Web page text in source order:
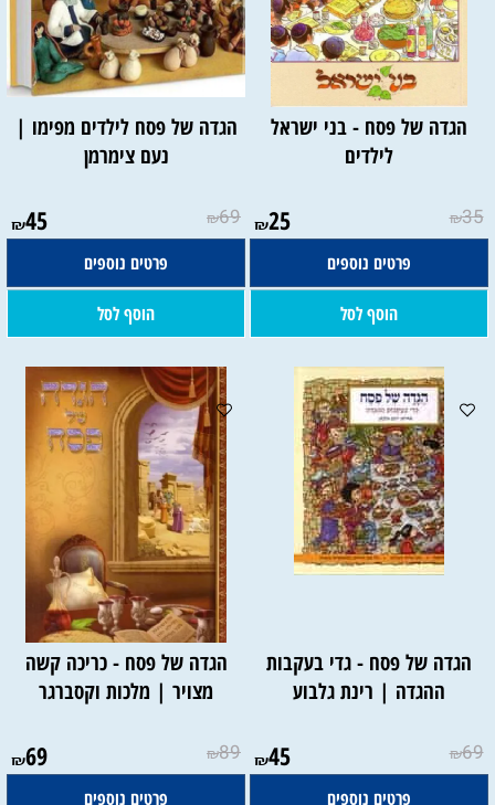
הגדה של פסח - בני ישראל
לילדים
₪35
₪25
פרטים נוספים
הוסף לסל
הגדה של פסח לילדים מפימו |
נעם צימרמן
₪69
₪45
פרטים נוספים
הוסף לסל
הגדה של פסח - גדי בעקבות
ההגדה | רינת גלבוע
₪69
₪45
פרטים נוספים
הגדה של פסח - כריכה קשה
מצויר | מלכות וקסברגר
₪89
₪69
פרטים נוספים